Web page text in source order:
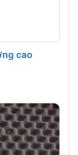
cao